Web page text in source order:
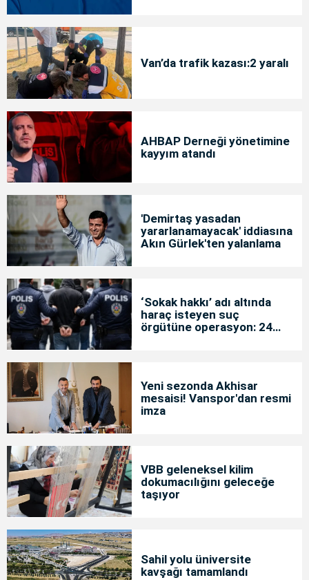
Van’da trafik kazası:2 yaralı
AHBAP Derneği yönetimine
kayyım atandı
'Demirtaş yasadan
yararlanamayacak' iddiasına
Akın Gürlek'ten yalanlama
‘Sokak hakkı’ adı altında
haraç isteyen suç
örgütüne operasyon: 24
Yeni sezonda Akhisar
mesaisi! Vanspor'dan resmi
imza
VBB geleneksel kilim
dokumacılığını geleceğe
taşıyor
Sahil yolu üniversite
kavşağı tamamlandı